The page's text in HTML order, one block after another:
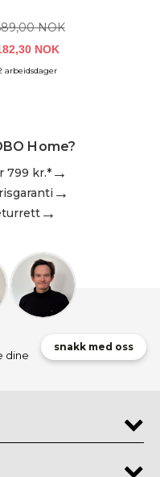
NOK
NOK
arbeidsdager
Home?
799 kr.*
dine
snakk med oss